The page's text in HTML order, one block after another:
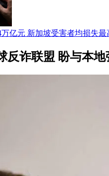
亿元 新加坡受害者均损失最
反诈联盟 盼与本